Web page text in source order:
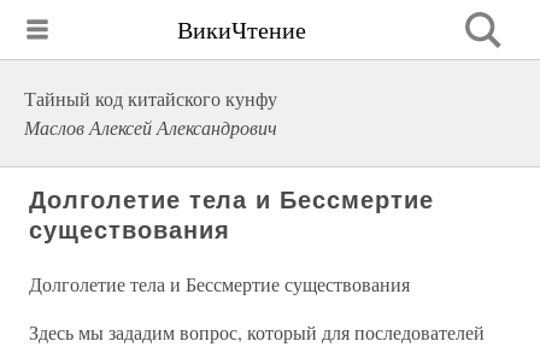
ВикиЧтение
Тайный код китайского кунфу
Маслов Алексей Александрович
Долголетие тела и Бессмертие
существования
Долголетие тела и Бессмертие существования
Здесь мы зададим вопрос, который для последователей